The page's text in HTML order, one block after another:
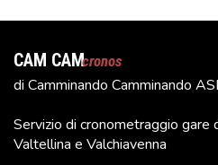
CAM CAMcronos
di Camminando Camminando
Servizio di cronometraggio
Valtellina e Valchiavenna